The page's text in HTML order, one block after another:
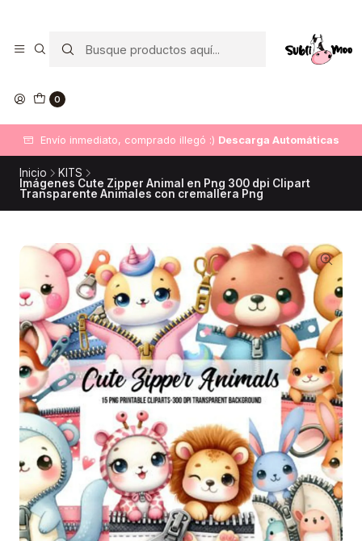
0
Envío inmediato, comprado illegó :) Descarga Automáticas
Inicio
KITS
Imágenes Cute Zipper Animal en Png 300 dpi Clipart
Transparente Animales con cremallera Png